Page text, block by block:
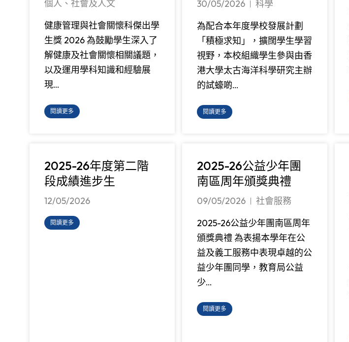
個人、社會及人文
健康管理與社會關懷科傑出學
生獎 2026 為鼓勵學生深入了
解健康及社會關懷相關議題，
以及運用學科知識和經驗展
現…
閱讀更多
30/05/2026
科學
為配合本年度學校發展計劃
「積極求知」，擴闊學生學習
視野，本校組織學生參與由香
港大學太古海洋科學研究主辦
的試蠔啲…
閱讀更多
2025-26年度第二階
段成績進步生
12/05/2026
閱讀更多
2025-26公益少年團
南區周年頒獎典禮
09/05/2026
社會服務
2025-26公益少年團南區周年
頒獎典禮 為表揚本學年在公
益及義工服務中表現卓越的公
益少年團同學，教育局公益
少…
閱讀更多